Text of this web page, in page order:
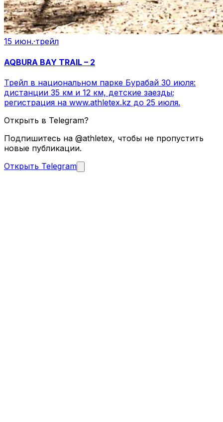
15 июн.·трейл
AQBURA BAY TRAIL – 2
Трейл в национальном парке Бурабай 30 июля:
дистанции 35 км и 12 км, детские заезды;
регистрация на www.athletex.kz до 25 июля.
Открыть в Telegram?
Подпишитесь на @athletex, чтобы не пропустить
новые публикации.
Открыть Telegram